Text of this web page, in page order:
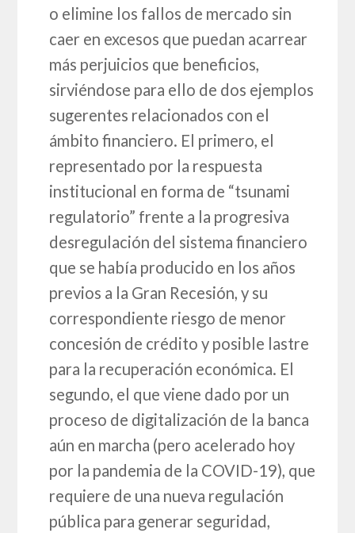
o elimine los fallos de mercado sin
caer en excesos que puedan acarrear
más perjuicios que beneficios,
sirviéndose para ello de dos ejemplos
sugerentes relacionados con el
ámbito financiero. El primero, el
representado por la respuesta
institucional en forma de “tsunami
regulatorio” frente a la progresiva
desregulación del sistema financiero
que se había producido en los años
previos a la Gran Recesión, y su
correspondiente riesgo de menor
concesión de crédito y posible lastre
para la recuperación económica. El
segundo, el que viene dado por un
proceso de digitalización de la banca
aún en marcha (pero acelerado hoy
por la pandemia de la COVID-19), que
requiere de una nueva regulación
pública para generar seguridad,